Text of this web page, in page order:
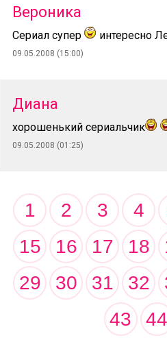
Вероника
Сериал супер интересно
09.05.2008 (15:00)
Диана
хорошенький сериальчик
09.05.2008 (01:25)
1 2 3 4
15
16 17 18
29
30 31 32
43
44